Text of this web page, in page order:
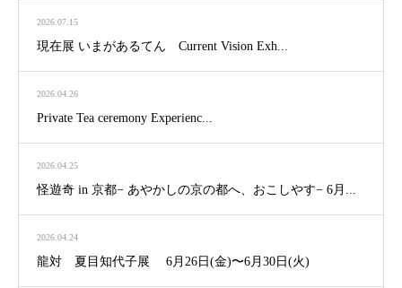
2026.07.15
現在展 いまがあるてん Current Vision Exh...
2026.04.26
Private Tea ceremony Experienc...
2026.04.25
怪遊奇 in 京都− あやかしの京の都へ、おこしやす− 6月...
2026.04.24
龍対 夏目知代子展 6月26日(金)〜6月30日(火)